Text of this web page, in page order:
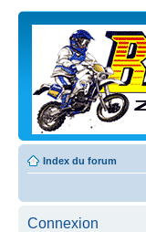
Index du forum
Connexion